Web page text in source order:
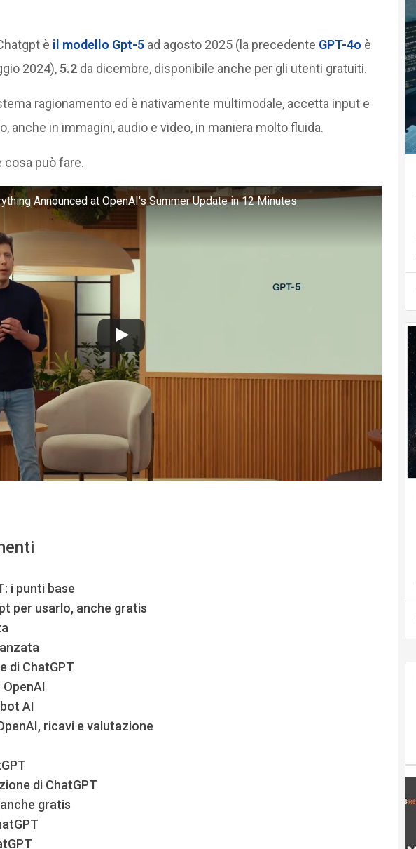
è il modello Gpt-5 ad agosto 2025 (la precedente GPT-4o è
2024), 5.2 da dicembre, disponibile anche per gli utenti gratuiti.
ragionamento ed è nativamente multimodale, accetta input e
anche in immagini, audio e video, in maniera molto fluida.
cosa può fare.
Announced at OpenAI's Summer Update in 12 Minutes
i punti base
per usarlo, anche gratis
di ChatGPT
AI
ricavi e valutazione
di ChatGPT
gratis